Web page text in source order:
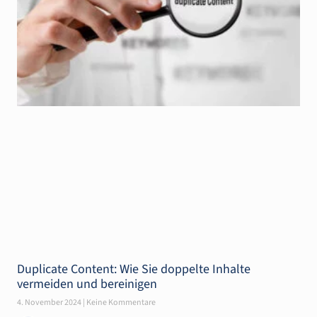
Duplicate Content: Wie Sie doppelte Inhalte
vermeiden und bereinigen
4. November 2024 Keine Kommentare